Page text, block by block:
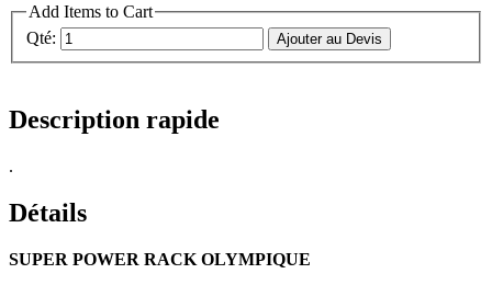
Add Items to Cart
Qté:
Ajouter au Devis
Description rapide
.
Détails
SUPER POWER RACK OLYMPIQUE